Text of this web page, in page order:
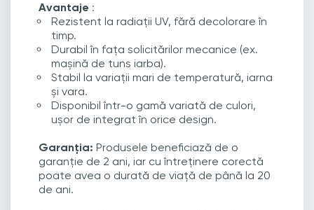
Avantaje :
Rezistent la radiații UV, fără decolorare în
timp.
Durabil în fața solicitărilor mecanice (ex.
mașină de tuns iarba).
Stabil la variații mari de temperatură, iarna
și vara.
Disponibil într-o gamă variată de culori,
ușor de integrat în orice design.
Garanția: Produsele beneficiază de o
garanție de 2 ani, iar cu întreținere corectă
poate avea o durată de viață de până la 20
de ani.